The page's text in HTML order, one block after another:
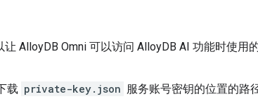
让 AlloyDB Omni 可以访问 AlloyDB AI 功能时使用
载 private-key.json 服务账号密钥的位置的路径